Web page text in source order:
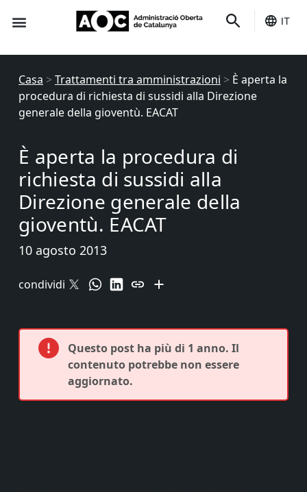
IT
Casa >Trattamenti tra amministrazioni > È aperta la
procedura di richiesta di sussidi alla Direzione
generale della gioventù. EACAT
È aperta la procedura di
richiesta di sussidi alla
Direzione generale della
gioventù. EACAT
10 agosto 2013
condividi
Questo post ha più di 1 anno. Il
contenuto potrebbe non essere
aggiornato.